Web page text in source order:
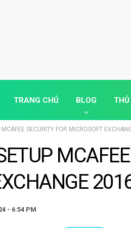
TRANG CHỦ BLOG
MCAFEE SECURITY FOR MICROSOFT
- 6:54 PM